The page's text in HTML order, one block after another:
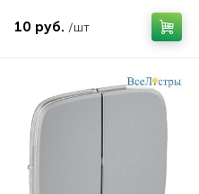
10 руб. /шт